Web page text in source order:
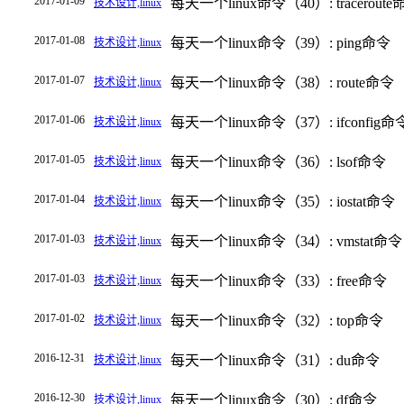
2017-01-08 技术设计,linux 每天一个linux命令（39）: ping命令
2017-01-07 技术设计,linux 每天一个linux命令（38）: route命令
2017-01-06 技术设计,linux 每天一个linux命令（37）: ifconfig命
2017-01-05 技术设计,linux 每天一个linux命令（36）: lsof命令
2017-01-04 技术设计,linux 每天一个linux命令（35）: iostat命令
2017-01-03 技术设计,linux 每天一个linux命令（34）: vmstat命令
2017-01-03 技术设计,linux 每天一个linux命令（33）: free命令
2017-01-02 技术设计,linux 每天一个linux命令（32）: top命令
2016-12-31 技术设计,linux 每天一个linux命令（31）: du命令
2016-12-30 技术设计,linux 每天一个linux命令（30）: df命令